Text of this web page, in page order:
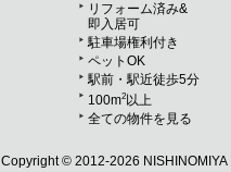
リフォーム済み&
即入居可
駐車場権利付き
ペットOK
駅前・駅近徒歩5分
100m2 以上
全ての物件を見る
Copyright ©2012-2026 NISHINOMIYA